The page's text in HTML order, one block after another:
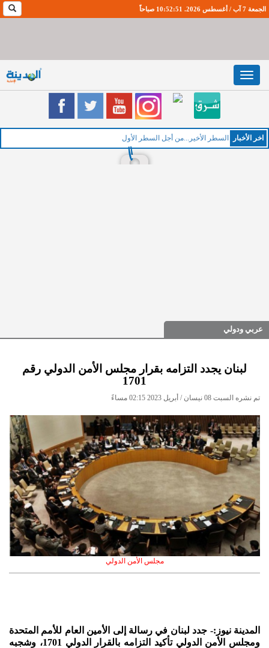
الجمعة 7 آب / أغسطس 2026. 10:52:52 صباحاً
Toggle
navigation
اخر اﻷخبار
عربي ودولي
لبنان يجدد التزامه بقرار مجلس الأمن الدولي رقم
1701
تم نشره السبت 08 نيسان / أبريل 2023 02:15 مساءً
مجلس الأمن الدولي
المدينة نيوز:- جدد لبنان في رسالة إلى الأمين العام للأمم المتحدة
ومجلس الأمن الدولي تأكيد التزامه بالقرار الدولي 1701، وشجبه